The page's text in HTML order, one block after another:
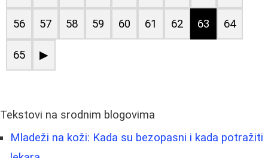
56 57 58 59 60 61 62 63 64
65 ▶
Tekstovi na srodnim blogovima
Mladeži na koži: Kada su bezopasni i kada potražiti